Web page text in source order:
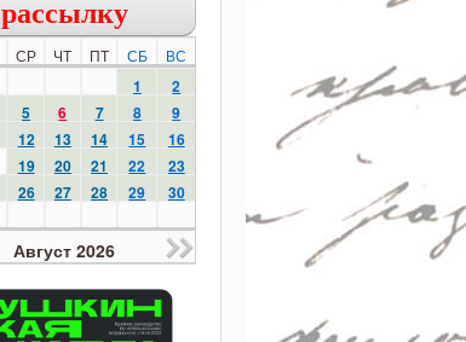
рассылку
СР ЧТ ПТ СБ ВС
1
2
5 6 7 8 9
12 13 14 15 16
19 20 21 22 23
26 27 28 29 30
Август 2026